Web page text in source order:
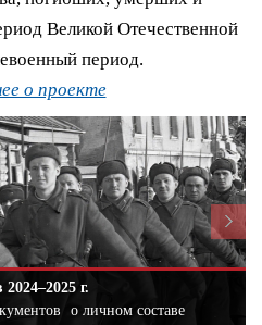
Великой Отечественной
период.
о проекте
г.
о личном составе